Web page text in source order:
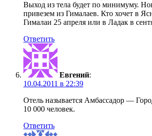
Выход из тела будет по минимуму.
привезем из Гималаев. Кто хочет в
Гималаи 25 апреля или в Ладак в
Ответить
Евгений:
10.04.2011 в 22:39
Отель называется Амбассадор —
10 000 человек.
Ответить